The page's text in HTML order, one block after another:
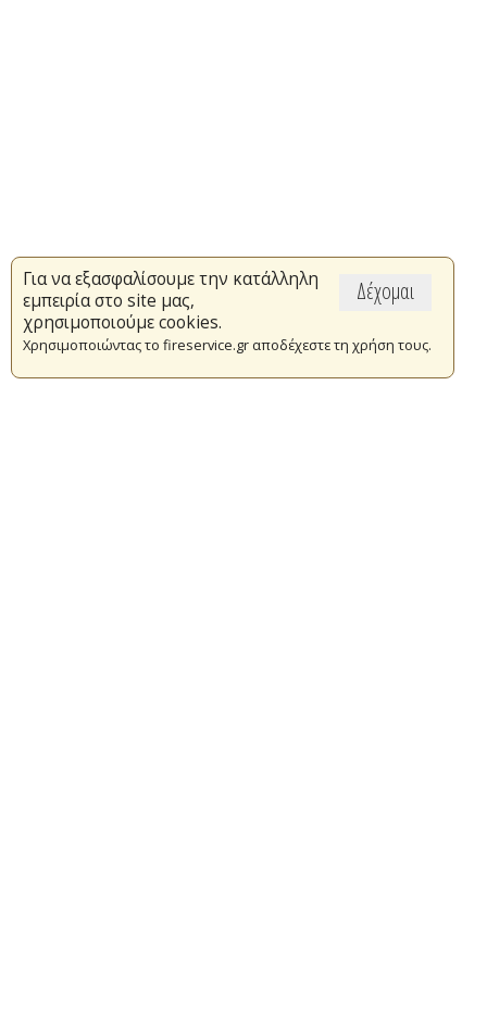
Δέχομαι
Για να εξασφαλίσουμε την κατάλληλη
εμπειρία στο site μας,
χρησιμοποιούμε cookies.
Χρησιμοποιώντας το fireservice.gr αποδέχεστε τη χρήση τους.